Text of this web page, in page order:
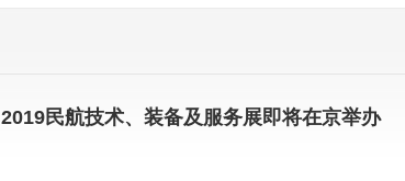
2019民航技术、装备及服务展即将在京举办